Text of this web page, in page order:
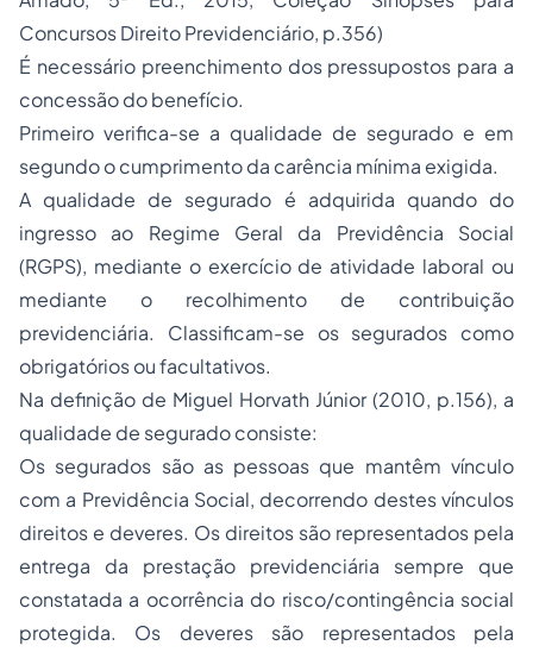
Concursos Direito Previdenciário, p.356)
É necessário preenchimento dos pressupostos para a
concessão do benefício.
Primeiro verifica-se a qualidade de segurado e em
segundo o cumprimento da carência mínima exigida.
A qualidade de segurado é adquirida quando do
ingresso ao Regime Geral da Previdência Social
(RGPS), mediante o exercício de atividade laboral ou
mediante o recolhimento de contribuição
previdenciária. Classificam-se os segurados como
obrigatórios ou facultativos.
Na definição de Miguel Horvath Júnior (2010, p.156), a
qualidade de segurado consiste:
Os segurados são as pessoas que mantêm vínculo
com a Previdência Social, decorrendo destes vínculos
direitos e deveres. Os direitos são representados pela
entrega da prestação previdenciária sempre que
constatada a ocorrência do risco/contingência social
protegida. Os deveres são representados pela